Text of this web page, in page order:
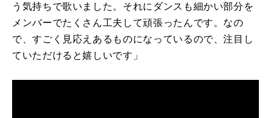
う気持ちで歌いました。それにダンスも細かい部分を
メンバーでたくさん工夫して頑張ったんです。なの
で、すごく見応えあるものになっているので、注目し
ていただけると嬉しいです」